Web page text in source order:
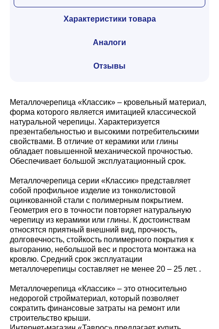
Характеристики товара
Аналоги
Отзывы
Металлочерепица «Классик» – кровельный материал,
форма которого является имитацией классической
натуральной черепицы. Характеризуется
презентабельностью и высокими потребительскими
свойствами. В отличие от керамики или глины
обладает повышенной механической прочностью.
Обеспечивает большой эксплуатационный срок.
Металлочерепица серии «Классик» представляет
собой профильное изделие из тонколистовой
оцинкованной стали с полимерным покрытием.
Геометрия его в точности повторяет натуральную
черепицу из керамики или глины. К достоинствам
относятся приятный внешний вид, прочность,
долговечность, стойкость полимерного покрытия к
выгоранию, небольшой вес и простота монтажа на
кровлю. Средний срок эксплуатации
металлочерепицы составляет не менее 20 – 25 лет. .
Металлочерепица «Классик» – это относительно
недорогой стройматериал, который позволяет
сократить финансовые затраты на ремонт или
строительство крыши.